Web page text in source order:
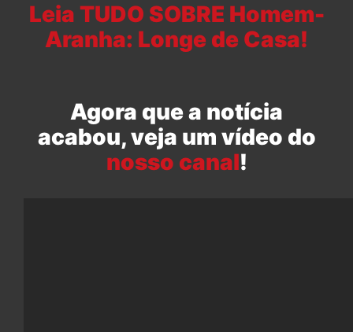
Leia TUDO SOBRE Homem-
Aranha: Longe de Casa!
Agora que a notícia
acabou, veja um vídeo do
nosso canal!